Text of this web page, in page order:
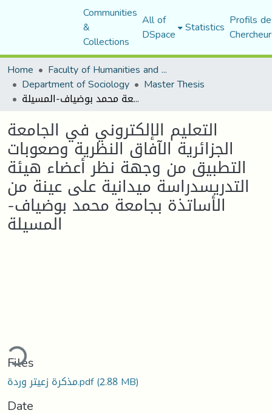
Communities
&
Collections
All of
DSpace Statistics Profils
Home
Faculty of Humanities and Social Sciences
Department of Sociology Master Thesis
التعليم الإلكتروني في الجامعة الجزائرية الآفاق النظرية وصعوبات التطبيق من وجهة نظر أعضاء هيئة التدريسدراسة ميدانية على عينة من الأساتذة بجامعة محمد بوضياف-المسيلة
التعليم الإلكتروني في الجامعة
الجزائرية الآفاق النظرية وصعوبات
التطبيق من وجهة نظر أعضاء هيئة
التدريسدراسة ميدانية على عينة من
الأساتذة بجامعة محمد بوضياف-
المسيلة
Files
مذكرة زعيتر وردة.pdf(2.88 MB)
Date